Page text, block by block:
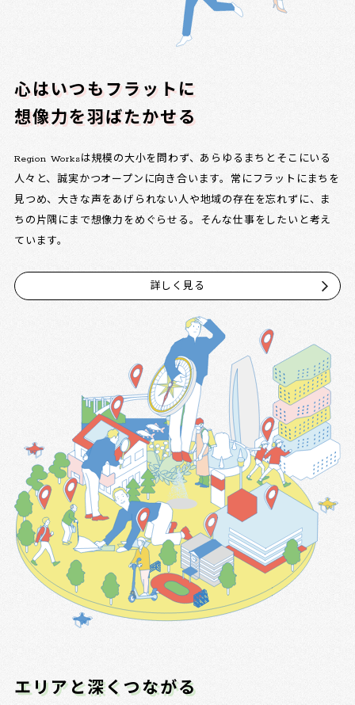
心はいつもフラットに
想像力を羽ばたかせる
Region Worksは規模の大小を問わず、あらゆるまちとそこにいる
人々と、誠実かつオープンに向き合います。常にフラットにまちを
見つめ、大きな声をあげられない人や地域の存在を忘れずに、ま
ちの片隅にまで想像力をめぐらせる。そんな仕事をしたいと考え
ています。
詳しく見る
エリアと深くつながる